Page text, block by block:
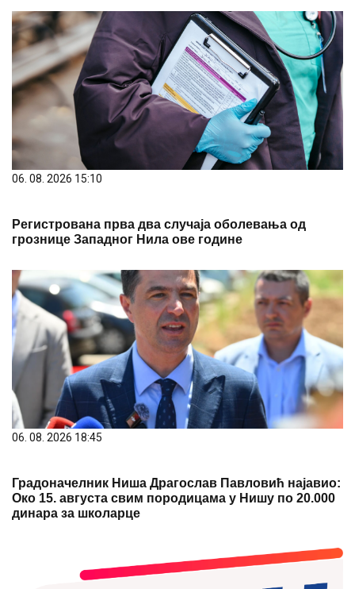
06. 08. 2026 15:10
Регистрована прва два случаја оболевања од
грознице Западног Нила ове године
06. 08. 2026 18:45
Градоначелник Ниша Драгослав Павловић најавио:
Око 15. августа свим породицама у Нишу по 20.000
динара за школарце